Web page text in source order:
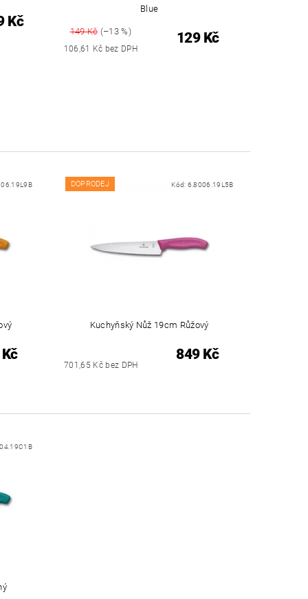
Kč
Blue
149 Kč(–13 %)
106,61 Kč bez DPH
129 Kč
DOPRODEJ Kód: 6.8006.19L5B
Kuchyňský Nůž 19cm Růžový
701,65 Kč bez DPH
849 Kč